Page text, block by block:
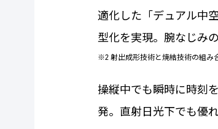
適化した「デュアル中
型化を実現。腕なじみ
※2 射出成形技術と焼結技術の組み
操縦中でも瞬時に時刻
発。直射日光下でも優